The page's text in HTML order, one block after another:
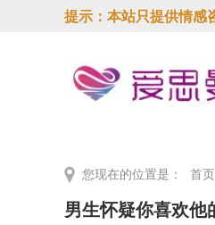
提示：本站只提供情感
您现在的位置是： 首页
男生怀疑你喜欢他